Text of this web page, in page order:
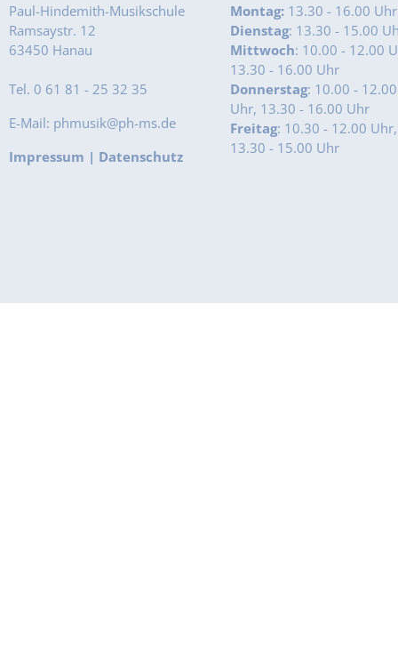
Paul-Hindemith-Musikschule
Ramsaystr. 12
63450 Hanau
Tel. 0 61 81 - 25 32 35
E-Mail: phmusik@ph-ms.de
Impressum | Datenschutz
Montag:13.30 - 16.00 Uhr
Dienstag: 13.30 - 15.00
Mittwoch: 10.00 - 12.00
13.30 - 16.00 Uhr
Donnerstag: 10.00 - 12.00
Uhr, 13.30 - 16.00 Uhr
Freitag: 10.30 - 12.00 Uhr,
13.30 - 15.00 Uhr